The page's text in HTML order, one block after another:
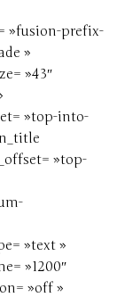
»fusion-prefix-
»
»43″
»top-into-
»top-
»text »
»1200″
»off »